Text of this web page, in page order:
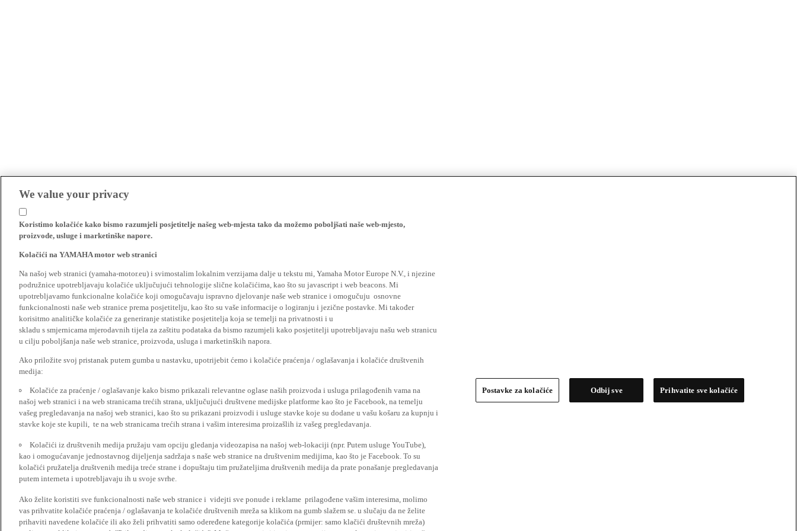
We value your privacy
Koristimo kolačiće kako bismo razumjeli posjetitelje našeg web-mjesta tako da možemo poboljšati naše web-mjesto,
proizvode, usluge i marketinške napore.
Kolačići na YAMAHA motor web stranici
Na našoj web stranici (yamaha-motor.eu) i svimostalim lokalnim verzijama dalje u tekstu mi, Yamaha Motor Europe N.V., i njezine
podružnice upotrebljavaju kolačiće uključujući tehnologije slične kolačićima, kao što su javascript i web beacons. Mi
upotrebljavamo funkcionalne kolačiće koji omogučavaju ispravno djelovanje naše web stranice i omogučuju osnovne
funkcionalnosti naše web stranice prema posjetitelju, kao što su vaše informacije o logiranju i jezične postavke. Mi također
korisitmo analitičke kolačiće za generiranje statistike posjetitelja koja se temelji na privatnosti i u
skladu s smjernicama mjerodavnih tijela za zaštitu podataka da bismo razumjeli kako posjetitelji upotrebljavaju našu web stranicu
u cilju poboljšanja naše web stranice, proizvoda, usluga i marketinških napora.
Ako priložite svoj pristanak putem gumba u nastavku, upotrijebit ćemo i kolačiće praćenja / oglašavanja i kolačiće društvenih
medija:
Kolačiće za praćenje / oglašavanje kako bismo prikazali relevantne oglase naših proizvoda i usluga prilagođenih vama na
našoj web stranici i na web stranicama trećih strana, uključujući društvene medijske platforme kao što je Facebook, na temelju
vašeg pregledavanja na našoj web stranici, kao što su prikazani proizvodi i usluge stavke koje su dodane u vašu košaru za kupnju i
stavke koje ste kupili, te na web stranicama trećih strana i vašim interesima proizašlih iz vašeg pregledavanja.
Kolačići iz društvenih medija pružaju vam opciju gledanja videozapisa na našoj web-lokaciji (npr. Putem usluge YouTube),
kao i omogućavanje jednostavnog dijeljenja sadržaja s naše web stranice na društvenim medijima, kao što je Facebook. To su
kolačići pružatelja društvenih medija treće strane i dopuštaju tim pružateljima društvenih medija da prate ponašanje pregledavanja
putem interneta i upotrebljavaju ih u svoje svrhe.
Ako želite koristiti sve funkcionalnosti naše web stranice i videjti sve ponude i reklame prilagođene vašim interesima, molimo
vas prihvatite kolačiće praćenja / oglašavanja te kolačiće društvenih mreža sa klikom na gumb slažem se. u slučaju da ne želite
prihaviti navedene kolačiće ili ako želi prihvatiti samo odeređene kategorije kolačića (prmijer: samo klačići društevnih mreža)
Postavke za kolačiće Odbij sve Prihvatite sve kolačiće